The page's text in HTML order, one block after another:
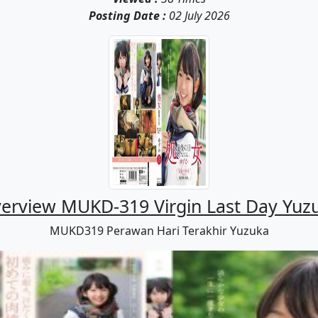
Posting Date :02 July 2026
MUKD-319 Virgin Last Day
MUKD319 Perawan Hari Terakhir Yuzuka